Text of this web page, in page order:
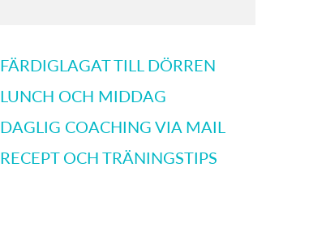
FÄRDIGLAGAT TILL DÖRREN
LUNCH OCH MIDDAG
DAGLIG COACHING VIA MAIL
RECEPT OCH TRÄNINGSTIPS